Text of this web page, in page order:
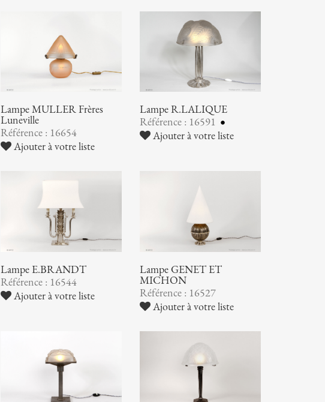
Lampe MULLER Frères
Luneville
Référence : 16654
Ajouter à votre liste
Lampe R.LALIQUE
Référence : 16591
Ajouter à votre liste
Lampe E.BRANDT
Référence : 16544
Ajouter à votre liste
Lampe GENET ET
MICHON
Référence : 16527
Ajouter à votre liste